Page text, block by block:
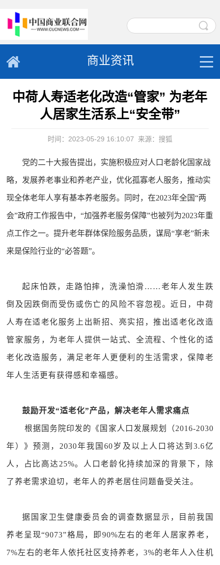
商业资讯
中荷人寿适老化改造“管家” 为老年
人居家生活系上“安全带”
时间：2023-05-29 16:10:07 来源：搜狐
党的二十大报告提出，实施积极应对人口老龄化国家战
略，发展养老事业和养老产业，优化孤寡老人服务，推动实
现全体老年人享有基本养老服务。同时，在2023年全国“两
会”政府工作报告中，“加强养老服务保障”也被列为2023年重
点工作之一。提升老年群体保险服务品质，谋局“享老”新未
来是保险行业的“必答题”。
起床怕跌，走路怕摔，洗澡怕滑……老年人发生跌
倒及因跌倒而受伤或伤亡的风险不容忽视。近日，中荷
人寿在适老化服务上出新招、亮实招，推出适老化改造
管家服务，为老年人提供一站式、全流程、个性化的适
老化改造服务，满足老年人更便利的生活需求，保障老
年人生活更有获得感和幸福感。
鼓励开发“适老化”产品，解决老年人需求痛点
根据国务院印发的《国家人口发展规划（2016-2030
年）》预测，2030年我国60岁及以上人口将达到3.6亿
人，占比高达25%。人口老龄化持续加深的背景下，除
了养老需求迫切，老年人的养老居住问题备受关注。
据国家卫生健康委员会的调查数据显示，目前我国
养老呈现“9073”格局，即90%左右的老年人居家养老，
7%左右的老年人依托社区支持养老，3%的老年人入住机